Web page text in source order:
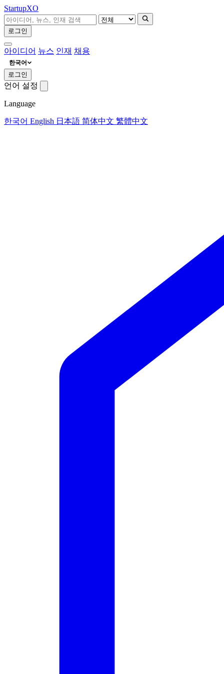
StartupXO
로그인
아이디어 뉴스 인재 채용
한국어
로그인
언어 설정
Language
한국어 English 日本語 简体中文 繁體中文